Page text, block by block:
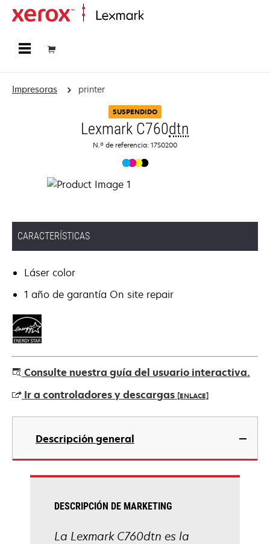
Impresoras printer
SUSPENDIDO
Lexmark C760dtn
N.º de referencia: 17S0200
CARACTERÍSTICAS
Láser color
1 año de garantía On site repair
Consulte nuestra guía del usuario interactiva.
Ir a controladores y descargas [ENLACE]
se
una
pestaña
Descripción general
DESCRIPCIÓN DE MARKETING
La Lexmark C760dtn es la